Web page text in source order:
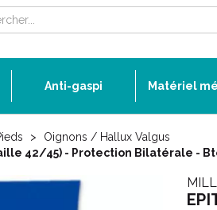
Anti-gaspi Matériel
Oignons / Hallux Valgus
42/45) - Protection Bilatérale -